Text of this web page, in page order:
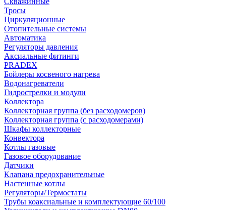
Тросы
Циркуляционные
Отопительные системы
Автоматика
Регуляторы давления
Аксиальные фитинги
PRADEX
Бойлеры косвеного нагрева
Водонагреватели
Гидрострелки и модули
Коллектора
Коллекторная группа (без расходомеров)
Коллекторная группа (с расходомерами)
Шкафы коллекторные
Конвектора
Котлы газовые
Газовое оборудование
Датчики
Клапана предохранительные
Настенные котлы
Регуляторы/Термостаты
Трубы коаксиальные и комплектующие 60/100